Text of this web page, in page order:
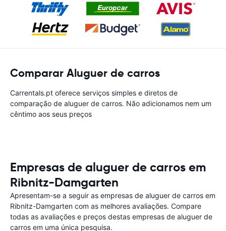
Comparar Aluguer de carros
Carrentals.pt oferece serviços simples e diretos de
comparação de aluguer de carros. Não adicionamos nem um
cêntimo aos seus preços
Empresas de aluguer de carros em
Ribnitz-Damgarten
Apresentam-se a seguir as empresas de aluguer de carros em
Ribnitz-Damgarten com as melhores avaliações. Compare
todas as avaliações e preços destas empresas de aluguer de
carros em uma única pesquisa.